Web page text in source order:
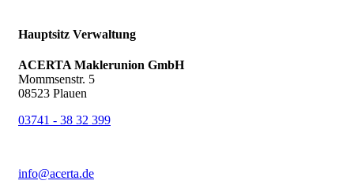
Hauptsitz Verwaltung
ACERTA Maklerunion GmbH
Mommsenstr. 5
08523 Plauen
03741 - 38 32 399
info@acerta.de